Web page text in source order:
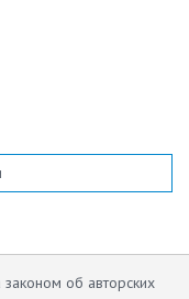
об авторских